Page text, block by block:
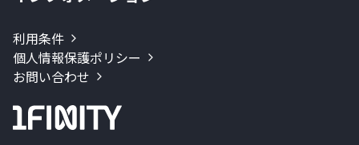
利用条件
個人情報保護ポリシー
お問い合わせ